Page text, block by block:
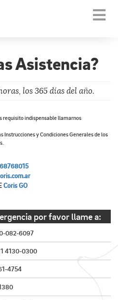
Asistencia?
los 365 días del año.
requisito indispensable llamarnos
Instrucciones y Condiciones Generales de los
Coris GO
por favor llame a:
082-6097
4130-0300
4754